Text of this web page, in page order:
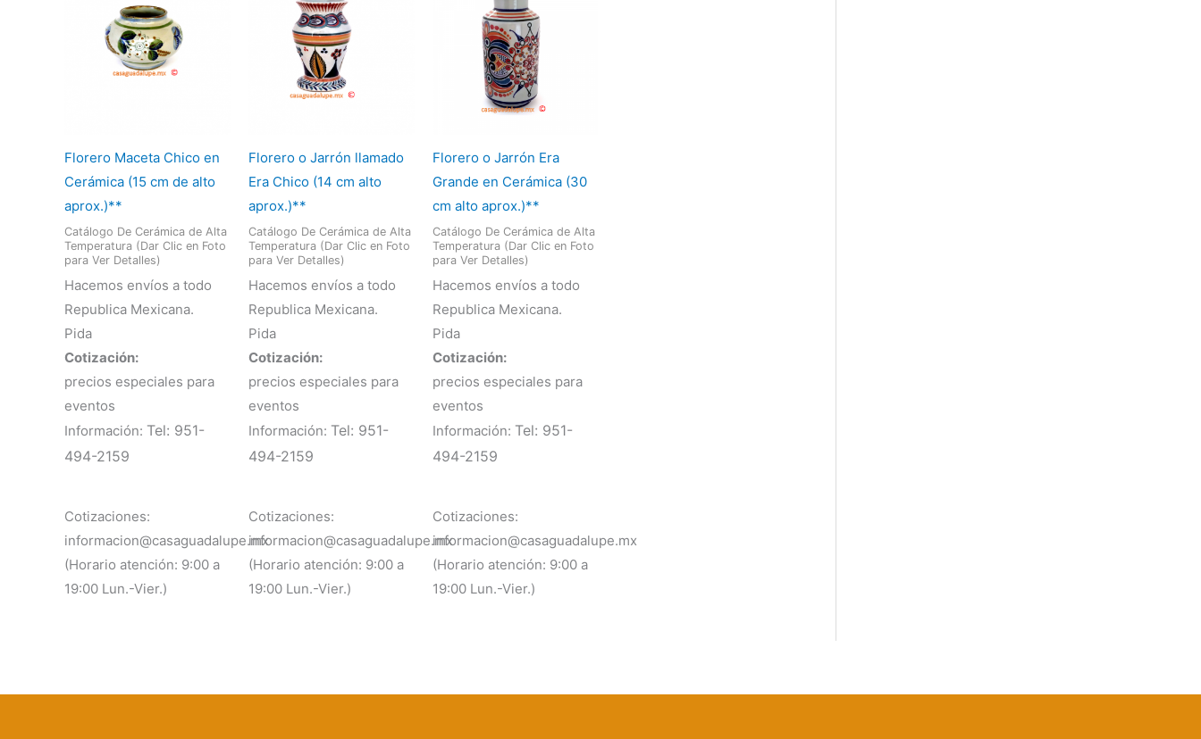
Florero Maceta Chico en
Cerámica (15 cm de alto
aprox.)**
Catálogo De Cerámica de Alta
Temperatura (Dar Clic en Foto
para Ver Detalles)
Hacemos envíos a todo
Republica Mexicana.
Pida
Cotización:
precios especiales para
eventos
Información: Tel: 951-
494-2159
Cotizaciones:
informacion@casaguadalupe.mx
(Horario atención: 9:00 a
19:00 Lun.-Vier.)
Florero o Jarrón llamado
Era Chico (14 cm alto
aprox.)**
Catálogo De Cerámica de Alta
Temperatura (Dar Clic en Foto
para Ver Detalles)
Hacemos envíos a todo
Republica Mexicana.
Pida
Cotización:
precios especiales para
eventos
Información: Tel: 951-
494-2159
Cotizaciones:
informacion@casaguadalupe.mx
(Horario atención: 9:00 a
19:00 Lun.-Vier.)
Florero o Jarrón Era
Grande en Cerámica (30
cm alto aprox.)**
Catálogo De Cerámica de Alta
Temperatura (Dar Clic en Foto
para Ver Detalles)
Hacemos envíos a todo
Republica Mexicana.
Pida
Cotización:
precios especiales para
eventos
Información: Tel: 951-
494-2159
Cotizaciones:
informacion@casaguadalupe.mx
(Horario atención: 9:00 a
19:00 Lun.-Vier.)